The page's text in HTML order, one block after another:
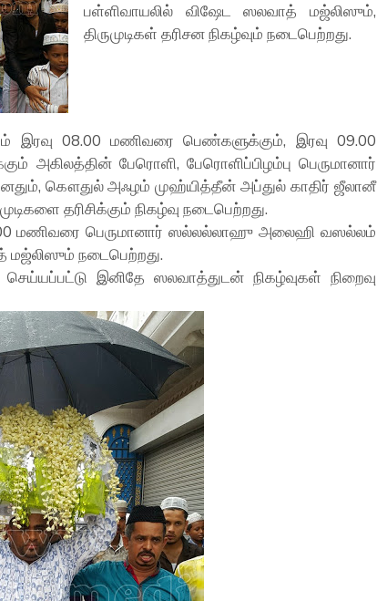
பள்ளிவாயலில் விஷேட ஸலவாத் மஜ்லிஸும்,
திருமுடிகள் தரிசன நிகழ்வும் நடைபெற்றது.
08.00 மணிவரை பெண்களுக்கும், இரவு 09.00
பேரொளி, பேரொளிப்பிழம்பு பெருமானார்
கௌதுல் அஃழம் முஹ்யித்தீன் அப்துல் காதிர் ஜீலானீ
தரிசிக்கும் நிகழ்வு நடைபெற்றது.
மணிவரை பெருமானார் ஸல்லல்லாஹு அலைஹி வஸல்லம்
நடைபெற்றது.
இனிதே ஸலவாத்துடன் நிகழ்வுகள் நிறைவு